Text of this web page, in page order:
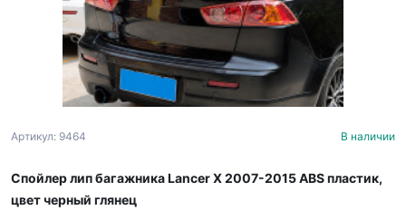
Артикул: 9464 В наличии
Спойлер лип багажника Lancer X 2007-2015 ABS пластик,
цвет черный глянец